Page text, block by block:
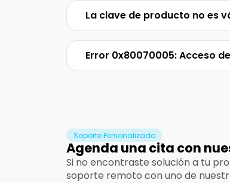
La clave de producto no es
Error 0x80070005: Acceso
Soporte Personalizado
Agenda una cita con
Si no encontraste solución a tu
soporte remoto con uno de